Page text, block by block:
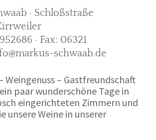
· Schloßstraße
· Fax: 06321
schwaab.de
Weingenuss – Gastfreundschaft
paar wunderschöne Tage in
eingerichteten Zimmern und
unsere Weine in unserer